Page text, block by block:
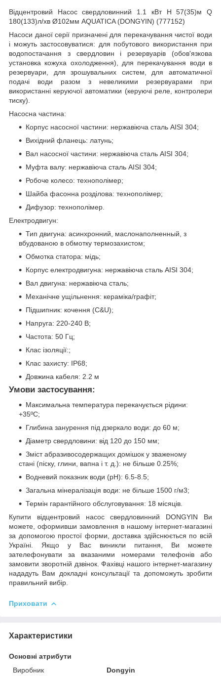
Відцентровий Насос свердловинний 1.1 кВт H 57(35)м Q
180(133)л/хв Ø102мм AQUATICA (DONGYIN) (777152)
Насоси даної серії призначені для перекачування чистої води
і можуть застосовуватися: для побутового використання при
водопостачання з свердловин і резервуарів (обов'язкова
установка кожуха охолодження), для перекачування води в
резервуари, для зрошувальних систем, для автоматичної
подачі води разом з невеликими резервуарами при
використанні керуючої автоматики (керуючі реле, контролери
тиску).
Насосна частина:
Корпус насосної частини: нержавіюча сталь AISI 304;
Вихідний фланець: латунь;
Вал насосної частини: нержавіюча сталь AISI 304;
Муфта валу: нержавіюча сталь AISI 304;
Робоче колесо: технополімер;
Шайба фасонна розділова: технополімер;
Дифузор: технополімер.
Електродвигун:
Тип двигуна: асинхронний, маслонаполненный, з
вбудованою в обмотку термозахистом;
Обмотка статора: мідь;
Корпус електродвигуна: нержавіюча сталь AISI 304;
Вал двигуна: нержавіюча сталь;
Механічне ущільнення: кераміка/графіт;
Підшипник: кочення (C&U);
Напруга: 220-240 В;
Частота: 50 Гц;
Клас ізоляції:;
Клас захисту: IP68;
Довжина кабеля: 2.2 м
Умови застосування:
Максимальна температура перекачується рідини:
+35ºС;
Глибина занурення під дзеркало води: до 60 м;
Діаметр свердловини: від 120 до 150 мм;
Зміст абразивосодержащих домішок у зваженому
стані (піску, глини, вапна і т. д.): не більше 0.25%;
Водневий показник води (рН): 6.5-8.5;
Загальна мінералізація води: не більше 1500 г/м3;
Термін гарантійного обслуговування: 18 місяців.
Купити відцентровий насос свердловинний DONGYIN Ви
можете, оформивши замовлення в нашому інтернет-магазині
за допомогою простої форми, доставка здійснюється по всій
Україні. Якщо у Вас виникли питання, Ви можете
зателефонувати за вказаними номерами телефонів або
замовити зворотній дзвінок. Фахівці нашого інтернет-магазину
нададуть Вам докладні консультації та допоможуть зробити
правильний вибір.
Приховати
Характеристики
Основні атрибути
Виробник
Dongyin